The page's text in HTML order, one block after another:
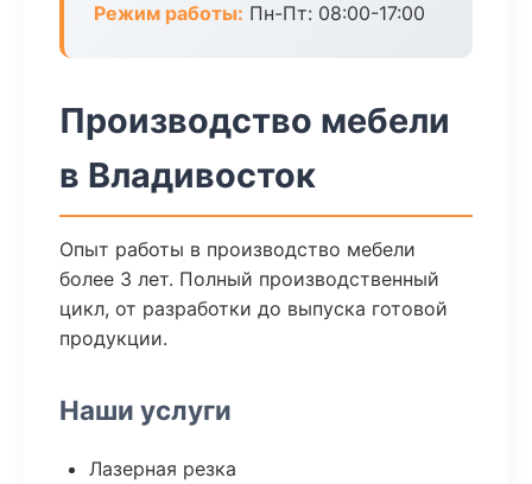
Режим работы: Пн-Пт: 08:00-17:00
Производство мебели
в Владивосток
Опыт работы в производство мебели
более 3 лет. Полный производственный
цикл, от разработки до выпуска готовой
продукции.
Наши услуги
Лазерная резка